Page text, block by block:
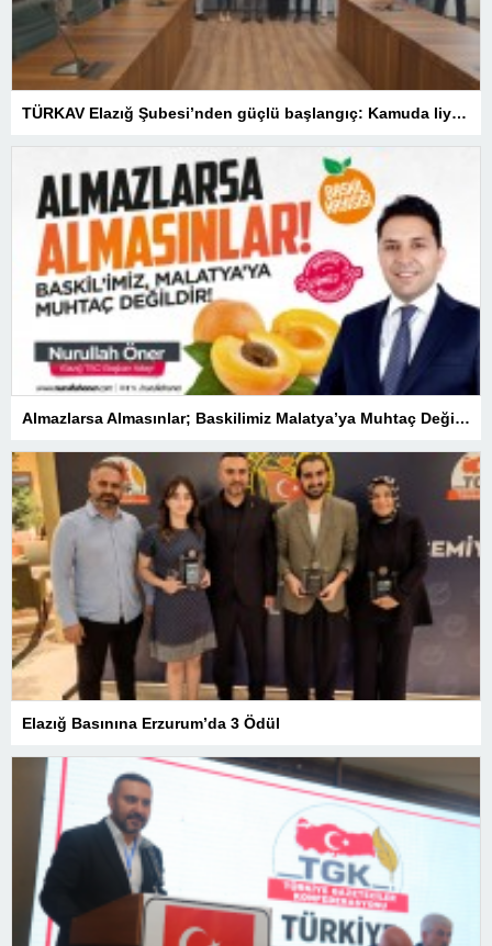
TÜRKAV Elazığ Şubesi’nden güçlü başlangıç: Kamuda liyakatin en gür sesi olacağız
Almazlarsa Almasınlar; Baskilimiz Malatya’ya Muhtaç Değildir
Elazığ Basınına Erzurum’da 3 Ödül